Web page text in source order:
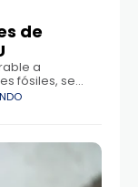
de
a
fósiles, se
la
y gas en las